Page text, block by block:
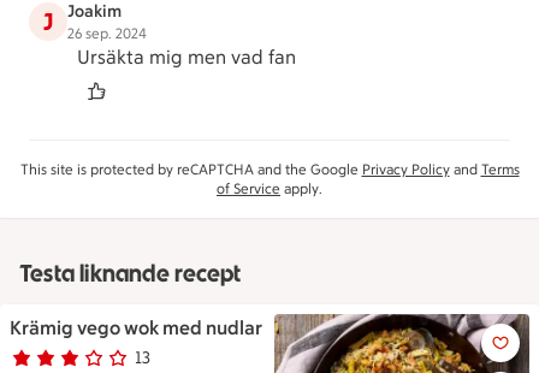
J Joakim
26 sep. 2024
Ursäkta mig men vad fan
This site is protected by reCAPTCHA and the Google Privacy Policyand Terms
of Service apply.
Testa liknande recept
Krämig vego wok med nudlar
Betyg 2.9 av 5. 13
13 personer har röstat
Nudelwok i en gjutjärnsgryta